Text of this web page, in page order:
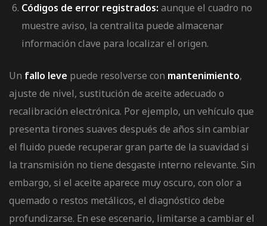
Códigos de error registrados: aunque el cuadro no
muestre aviso, la centralita puede almacenar
información clave para localizar el origen.
Un fallo leve puede resolverse con mantenimiento,
ajuste de nivel, sustitución de aceite adecuado o
recalibración electrónica. Por ejemplo, un vehículo que
presenta tirones suaves después de años sin cambiar
el fluido puede recuperar gran parte de la suavidad si
la transmisión no tiene desgaste interno relevante. Sin
embargo, si el aceite aparece muy oscuro, con olor a
quemado o restos metálicos, el diagnóstico debe
profundizarse. En ese escenario, limitarse a cambiar el